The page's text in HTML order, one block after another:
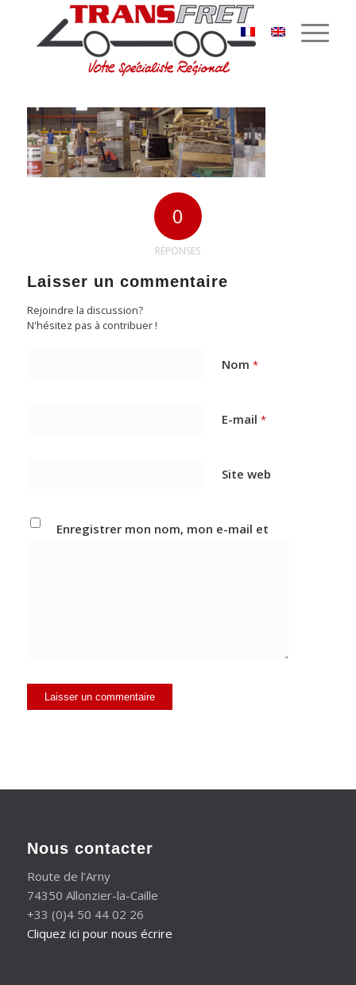
Transfret-logistique
Vous êtes ici : Accueil / Logistique et stockage / Transfret-logistique
0
RÉPONSES
Laisser un commentaire
Rejoindre la discussion?
N'hésitez pas à contribuer !
Nom *
E-mail *
Site web
Enregistrer mon nom, mon e-mail et
Nous contacter
Route de l’Arny
74350 Allonzier-la-Caille
+33 (0)4 50 44 02 26
Cliquez ici pour nous écrire